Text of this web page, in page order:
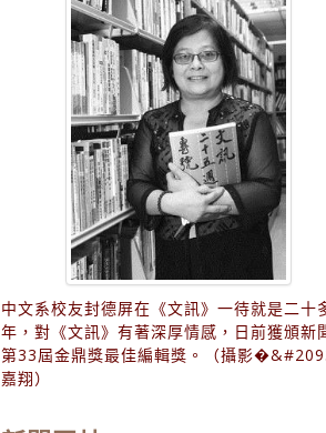
中文系校友封德屏在《文訊》一待就是二十
年，對《文訊》有著深厚情感，日前獲頒新
第33屆金鼎獎最佳編輯獎。（攝影
嘉翔）